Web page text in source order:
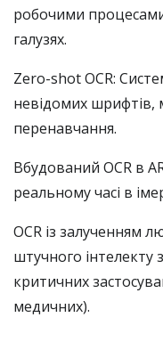
робочими
галузях.
Zero-shot OCR:
невідомих шрифтів,
перенавчання.
Вбудований OCR в
реальному часі в
OCR із залученням
штучного
критичних
медичних).